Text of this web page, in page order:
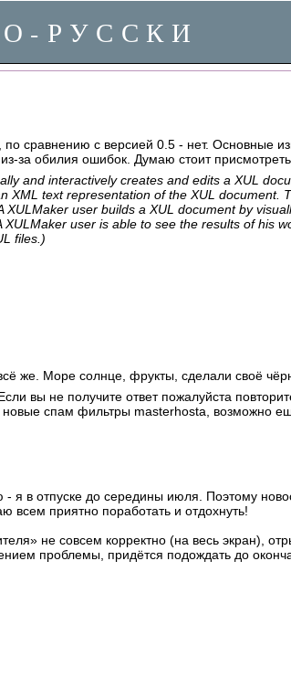
РУССКИ
сравнению с версией 0.5 - нет. Основные
за обилия ошибок. Думаю стоит
and interactively creates and edits a XUL
text representation of the XUL document.
user builds a XUL document by
user is able to see the results of his
files.)
же. Море солнце, фрукты, сделали своё
вы не получите ответ пожалуйста
спам фильтры masterhosta, возможно
в отпуске до середины июля. Поэтому
приятно поработать и отдохнуть!
не совсем корректно (на весь экран),
проблемы, придётся подождать до